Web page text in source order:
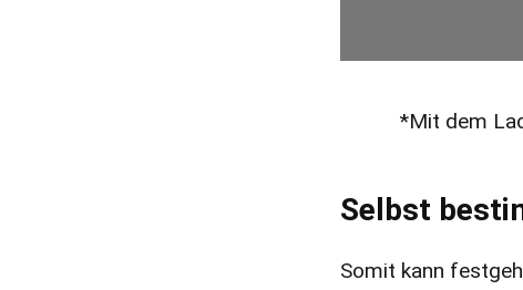
*Mit dem
Selbst
Somit kann